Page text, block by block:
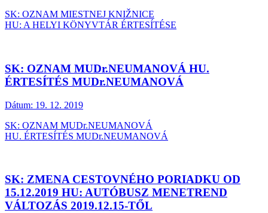
SK: OZNAM MIESTNEJ KNIŽNICE
HU: A HELYI KÖNYVTÁR ÉRTESÍTÉSE
SK: OZNAM MUDr.NEUMANOVÁ HU.
ÉRTESÍTÉS MUDr.NEUMANOVÁ
Dátum: 19. 12. 2019
SK: OZNAM MUDr.NEUMANOVÁ
HU. ÉRTESÍTÉS MUDr.NEUMANOVÁ
SK: ZMENA CESTOVNÉHO PORIADKU OD
15.12.2019 HU: AUTÓBUSZ MENETREND
VÁLTOZÁS 2019.12.15-TŐL